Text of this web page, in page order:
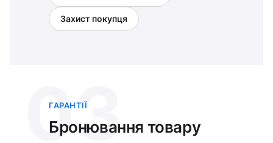
Захист покупця
03
ГАРАНТІЇ
Бронювання товару